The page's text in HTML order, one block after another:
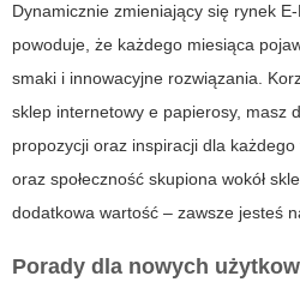
Dynamicznie zmieniający się rynek
powoduje, że każdego miesiąca
smaki i innowacyjne rozwiązania.
sklep internetowy e papierosy, masz
propozycji oraz inspiracji dla
oraz społeczność skupiona wokół
dodatkowa wartość – zawsze jesteś
Porady dla nowych